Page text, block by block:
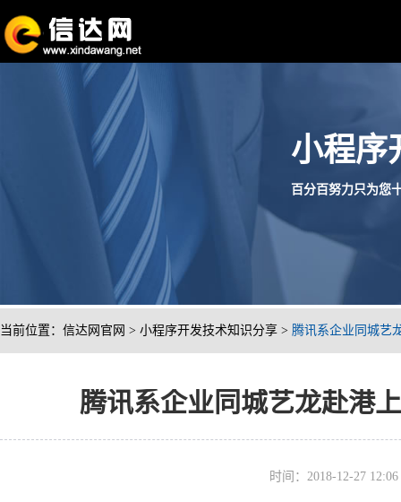
小程序
百分百努力只为您
当前位置： 信达网官网 > 小程序开发技术知识分享 > 腾讯系企业同城艺
腾讯系企业同城艺龙赴港
时间：2018-12-27